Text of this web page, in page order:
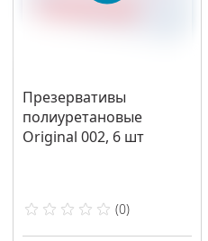
Презервативы
полиуретановые
Original 002, 6 шт
(0)